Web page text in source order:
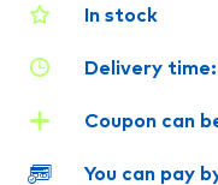
In stock
Delivery
Coupon can
You can pay